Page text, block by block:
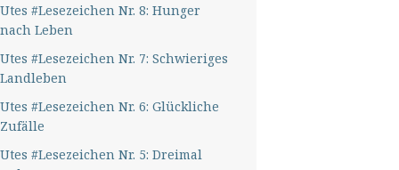
Utes #Lesezeichen Nr. 8: Hunger
nach Leben
Utes #Lesezeichen Nr. 7: Schwieriges
Landleben
Utes #Lesezeichen Nr. 6: Glückliche
Zufälle
Utes #Lesezeichen Nr. 5: Dreimal